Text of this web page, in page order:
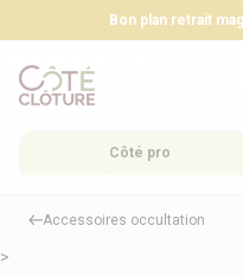
Bon plan retrait
Côté pro
Accessoires occultation
>